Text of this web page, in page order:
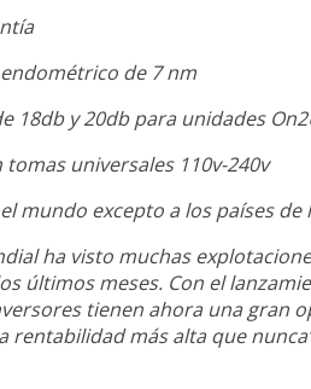
de 7 nm
18db y 20db para unidades
universales 110v-240v
mundo excepto a los países de
ha visto muchas
últimos meses. Con el
tienen ahora una gran
rentabilidad más alta que